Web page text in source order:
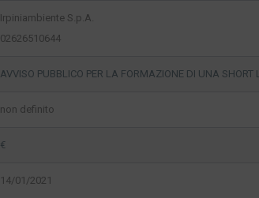
Irpiniambiente S.p.A.
02626510644
AVVISO PUBBLICO PER LA FORMAZIONE DI UNA SHORT
non definito
€
14/01/2021